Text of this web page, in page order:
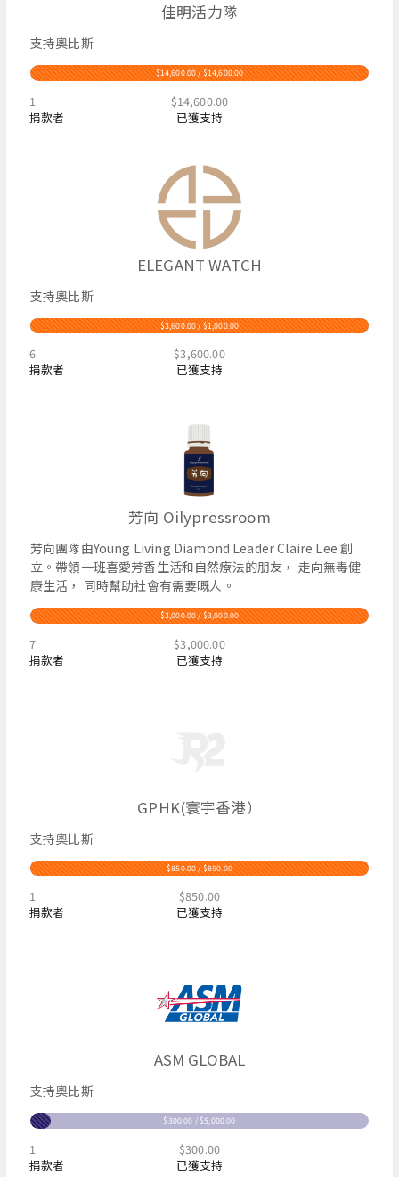
佳明活力隊
支持奧比斯
$14,600.00 / $14,600.00
1
捐款者
$14,600.00
已獲支持
ELEGANT WATCH
支持奧比斯
$3,600.00 / $1,000.00
6
捐款者
$3,600.00
已獲支持
芳向 Oilypressroom
芳向團隊由Young Living Diamond Leader Claire Lee 創
立。帶領一班喜愛芳香生活和自然療法的朋友， 走向無毒健
康生活， 同時幫助社會有需要嘅人。
$3,000.00 / $3,000.00
7
捐款者
$3,000.00
已獲支持
GPHK(寰宇香港）
支持奧比斯
$850.00 / $850.00
1
捐款者
$850.00
已獲支持
ASM GLOBAL
支持奧比斯
$300.00 / $5,000.00
1
捐款者
$300.00
已獲支持